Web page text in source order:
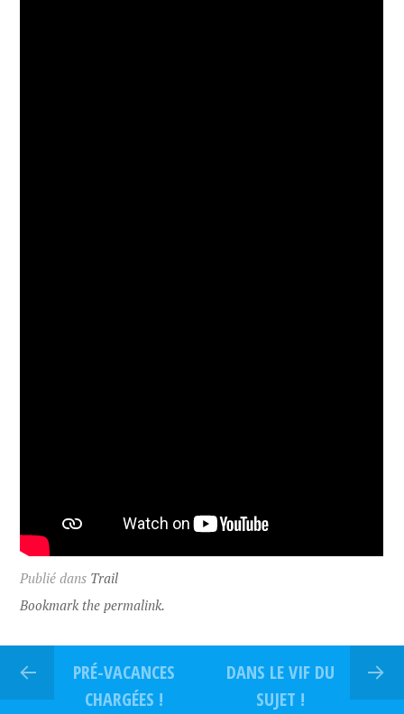
Publié dans Trail
Bookmark the permalink.
PRÉ-VACANCES
CHARGÉES !
DANS LE VIF DU
SUJET !